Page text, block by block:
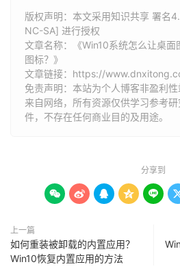
版权声明：本文采用知识共享 署名
NC-SA] 进行授权
文章名称：《Win10系统怎么让桌
图标？》
文章链接： https://
免责声明：本站为个人博客非盈利
来自网络，所有资源仅供学习参考
件，不存在任何商业目的及用途。
分享到
    
上一篇
如何重装被卸载的内置应用？
Win10恢复内置应用的方法